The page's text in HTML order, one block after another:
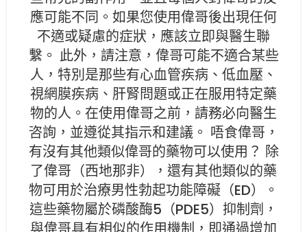
應可能不同。如果您使用偉哥後出現任何
不適或疑慮的症狀，應該立即與醫生聯
繫。 此外，請注意，偉哥可能不適合某些
人，特別是那些有心血管疾病、低血壓、
視網膜疾病、肝腎問題或正在服用特定藥
物的人。在使用偉哥之前，請務必向醫生
咨詢，並遵從其指示和建議。 唔食偉哥，
有沒有其他類似偉哥的藥物可以使用？ 除
了偉哥（西地那非），還有其他類似的藥
物可用於治療男性勃起功能障礙（ED）。
這些藥物屬於磷酸酶5（PDE5）抑制劑，